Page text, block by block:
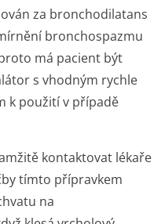
za bronchodilatans
bronchospazmu
má pacient být
s vhodným rychle
k použití v případě
kontaktovat lékaře
tímto přípravkem
na